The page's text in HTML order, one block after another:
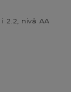
2.2, nivå AA